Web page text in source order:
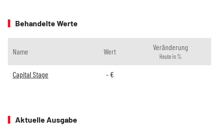
Behandelte Werte
Name Wert Veränderung
Heute in %
Capital Stage -€
Aktuelle Ausgabe